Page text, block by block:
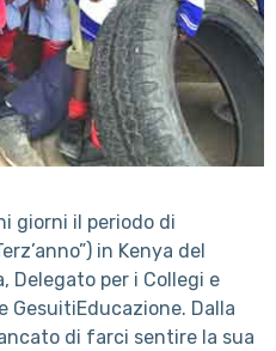
giorni il periodo di
in Kenya del
Delegato per i Collegi e
GesuitiEducazione. Dalla
di farci sentire la sua